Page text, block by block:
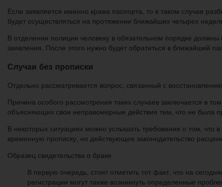
Если заявляется именно кража паспорта, то в таком случае
будет осуществляться на протяжении ближайших четырех
В отделении полиции человеку в обязательном порядке
заявления. После этого нужно будет обратиться в ближайший
Случаи без прописки
Отдельно рассматривается вопрос, связанный с
Причина особого рассмотрения таких случаев заключается в
объясняющих свои неправомерные действия тем, что не была
В некоторых ситуациях можно услышать требования о том, что
временную прописку, но действующее законодательство
Образец свидетельства о браке
В первую очередь, стоит отметить тот факт, что на
регистрации могут также возникнуть определенные